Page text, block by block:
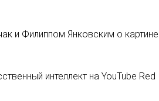
и Филиппом Янковским о картине
интеллект на YouTube Red